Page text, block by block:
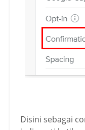
Disini sebagai